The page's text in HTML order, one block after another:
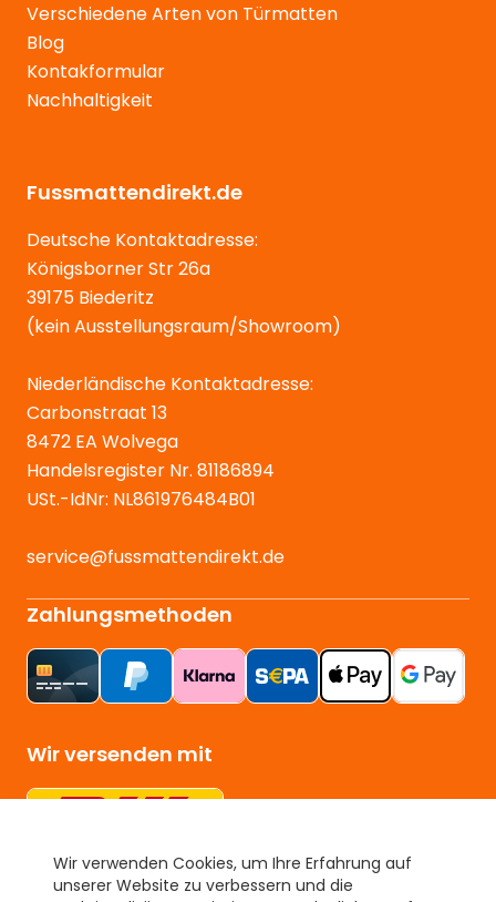
Wir verwenden Cookies, um Ihre Erfahrung auf
unserer Website zu verbessern und die
Verschiedene Arten von Türmatten
Blog
Kontakformular
Nachhaltigkeit
Fussmattendirekt.de
Deutsche Kontaktadresse:
Königsborner Str 26a
39175 Biederitz
(kein Ausstellungsraum/Showroom)
Niederländische Kontaktadresse:
Carbonstraat 13
8472 EA Wolvega
Handelsregister Nr. 81186894
USt.-IdNr: NL861976484B01
service@fussmattendirekt.de
Zahlungsmethoden
Wir versenden mit
Unser Gütesiegel